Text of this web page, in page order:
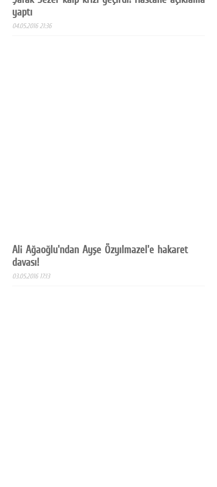
yaptı
04.05.2016 21:36
Ali Ağaoğlu'ndan Ayşe Özyılmazel'e hakaret
davası!
03.05.2016 17:13